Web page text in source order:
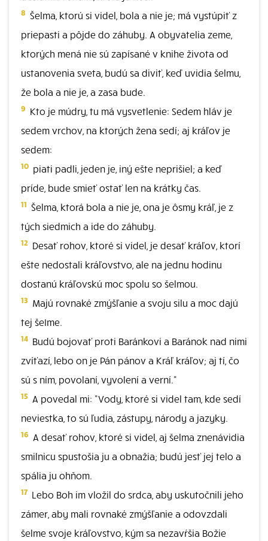
8 Šelma, ktorú si videl, bola a nie je; má vystúpiť z
priepasti a pôjde do záhuby. A obyvatelia zeme,
ktorých mená nie sú zapísané v knihe života od
ustanovenia sveta, budú sa diviť, keď uvidia šelmu,
že bola a nie je, a zasa bude.
9 Kto je múdry, tu má vysvetlenie: Sedem hláv je
sedem vrchov, na ktorých žena sedí; aj kráľov je
sedem:
10 piati padli, jeden je, iný ešte neprišiel; a keď
príde, bude smieť ostať len na krátky čas.
11 Šelma, ktorá bola a nie je, ona je ôsmy kráľ, je z
tých siedmich a ide do záhuby.
12 Desať rohov, ktoré si videl, je desať kráľov, ktorí
ešte nedostali kráľovstvo, ale na jednu hodinu
dostanú kráľovskú moc spolu so šelmou.
13 Majú rovnaké zmýšľanie a svoju silu a moc dajú
tej šeIme.
14 Budú bojovať proti Baránkovi a Baránok nad nimi
zvíťazí, lebo on je Pán pánov a Kráľ kráľov; aj tí, čo
sú s ním, povolaní, vyvolení a verní."
15 A povedal mi: "Vody, ktoré si videl tam, kde sedí
neviestka, to sú ľudia, zástupy, národy a jazyky.
16 A desať rohov, ktoré si videl, aj šelma znenávidia
smilnicu spustošia ju a obnažia; budú jesť jej telo a
spália ju ohňom.
17 Lebo Boh im vložil do srdca, aby uskutočnili jeho
zámer, aby mali rovnaké zmýšľanie a odovzdali
šelme svoje kráľovstvo, kým sa nezavŕšia Božie